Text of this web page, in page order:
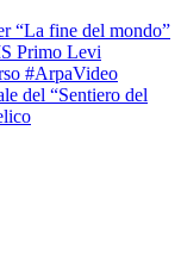
“La fine del mondo”
Primo Levi
#ArpaVideo
del “Sentiero del